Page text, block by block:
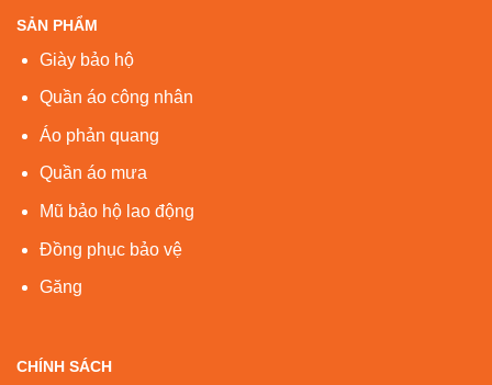
SẢN PHẨM
Giày bảo hộ
Quần áo công nhân
Áo phản quang
Quần áo mưa
Mũ bảo hộ lao động
Đồng phục bảo vệ
Găng
CHÍNH SÁCH